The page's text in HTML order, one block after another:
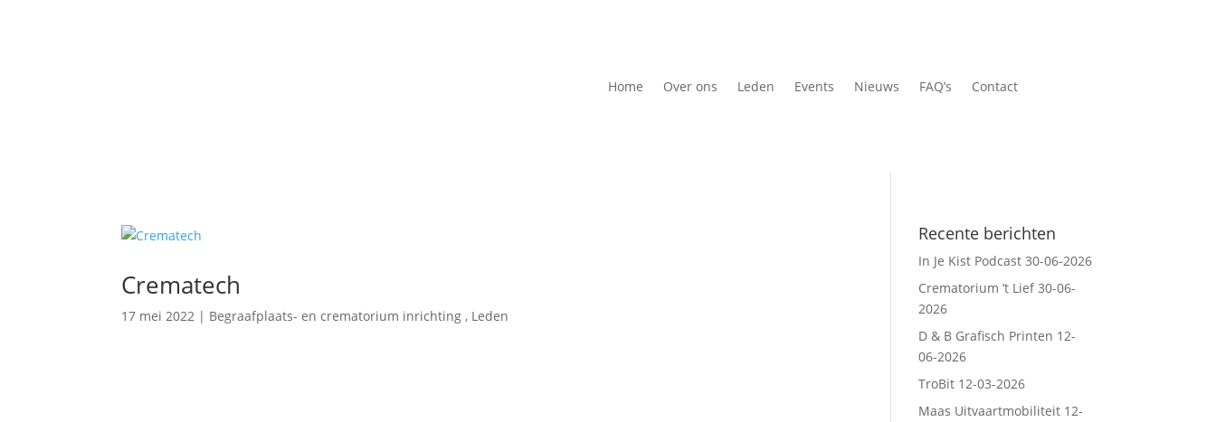
Home Over ons Leden Events Nieuws FAQ’s Contact
Crematech
17 mei 2022 | Begraafplaats- en crematorium inrichting, Leden
Recente berichten
In Je Kist Podcast 30-06-2026
Crematorium ’t Lief 30-06-
2026
D & B Grafisch Printen 12-
06-2026
TroBit 12-03-2026
Maas Uitvaartmobiliteit 12-